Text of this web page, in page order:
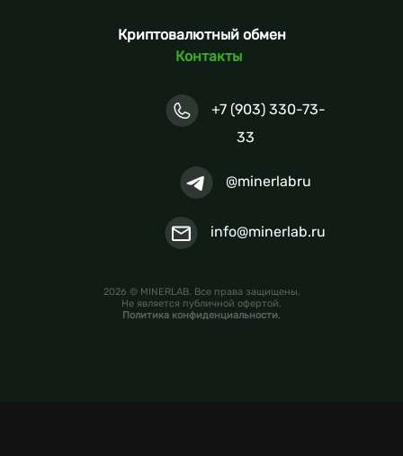
Криптовалютный обмен
Контакты
+7 (903) 330-73-
33
@minerlabru
info@minerlab.ru
2026 © MINERLAB. Все права защищены.
Не является публичной офертой.
Политика конфиденциальности.